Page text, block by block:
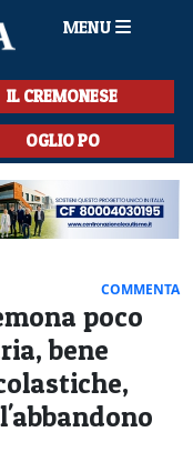
MENU
IL CREMONESE
OGLIO PO
COMMENTA
poco
bene